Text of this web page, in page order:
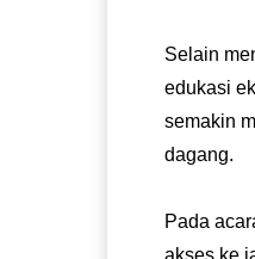
Selain
edukasi
semakin
dagang.
Pada